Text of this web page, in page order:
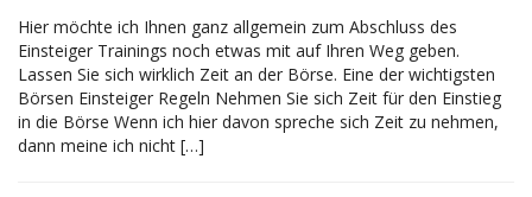
Hier möchte ich Ihnen ganz allgemein zum Abschluss des
Einsteiger Trainings noch etwas mit auf Ihren Weg geben.
Lassen Sie sich wirklich Zeit an der Börse. Eine der wichtigsten
Börsen Einsteiger Regeln Nehmen Sie sich Zeit für den Einstieg
in die Börse Wenn ich hier davon spreche sich Zeit zu nehmen,
dann meine ich nicht […]